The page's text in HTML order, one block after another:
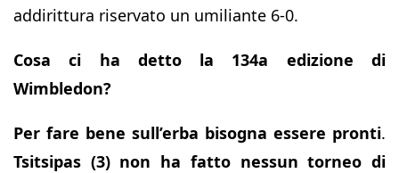
addirittura riservato un umiliante 6-0.
Cosa ci ha detto la 134a edizione di
Wimbledon?
Per fare bene sull’erba bisogna essere pronti.
Tsitsipas (3) non ha fatto nessun torneo di